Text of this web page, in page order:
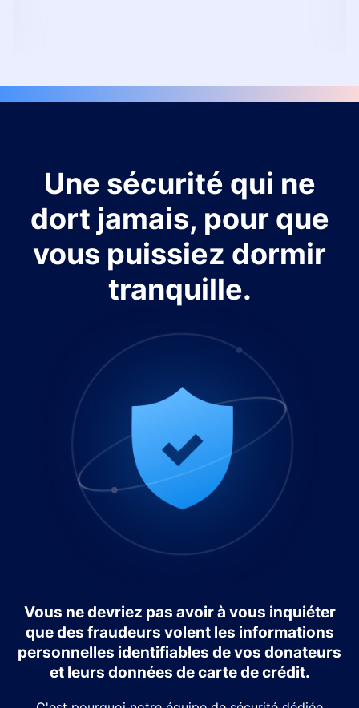
Une sécurité qui ne
dort jamais, pour que
vous puissiez dormir
tranquille.
Vous ne devriez pas avoir à vous inquiéter
que des fraudeurs volent les informations
personnelles identifiables de vos donateurs
et leurs données de carte de crédit.